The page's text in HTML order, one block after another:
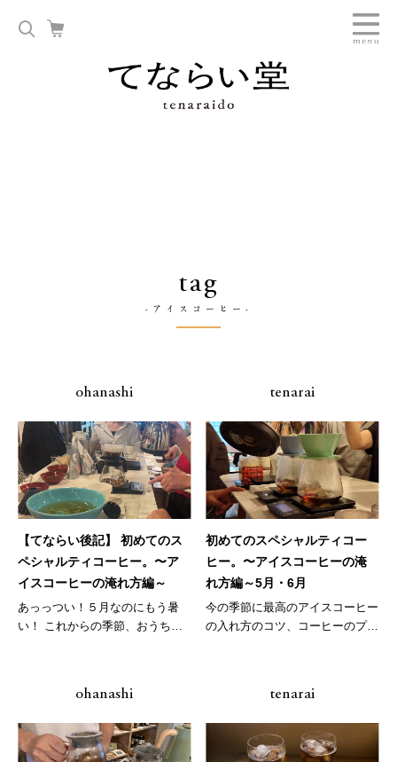
tag
-アイスコーヒー-
ohanashi
【てならい後記】 初めてのス
ペシャルティコーヒー。〜ア
イスコーヒーの淹れ方編～
あっっつい！５月なのにもう暑
い！ これからの季節、おうちで
tenarai
初めてのスペシャルティコー
ヒー。〜アイスコーヒーの淹
れ方編～5月・6月
今の季節に最高のアイスコーヒー
の入れ方のコツ、コーヒーのプロ
ohanashi tenarai